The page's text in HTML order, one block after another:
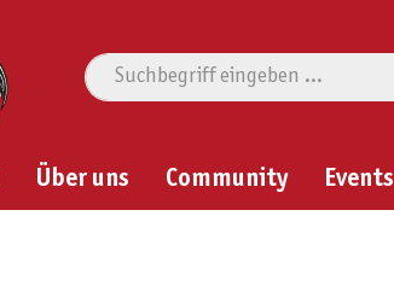
Über uns Community Events